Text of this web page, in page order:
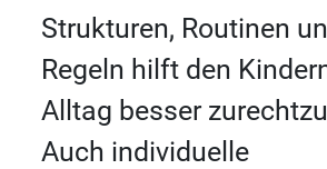
Strukturen, Routinen
Regeln hilft den
Alltag besser
Auch individuelle